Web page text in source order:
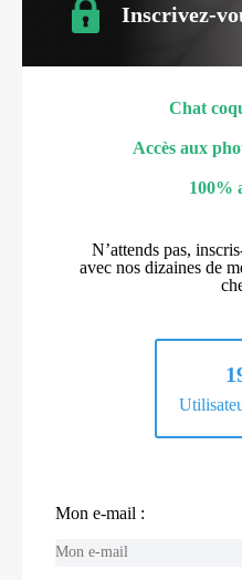
Inscrivez-
Chat
Accès aux
100%
N’attends pas,
avec nos dizaines de
Mon e-mail :